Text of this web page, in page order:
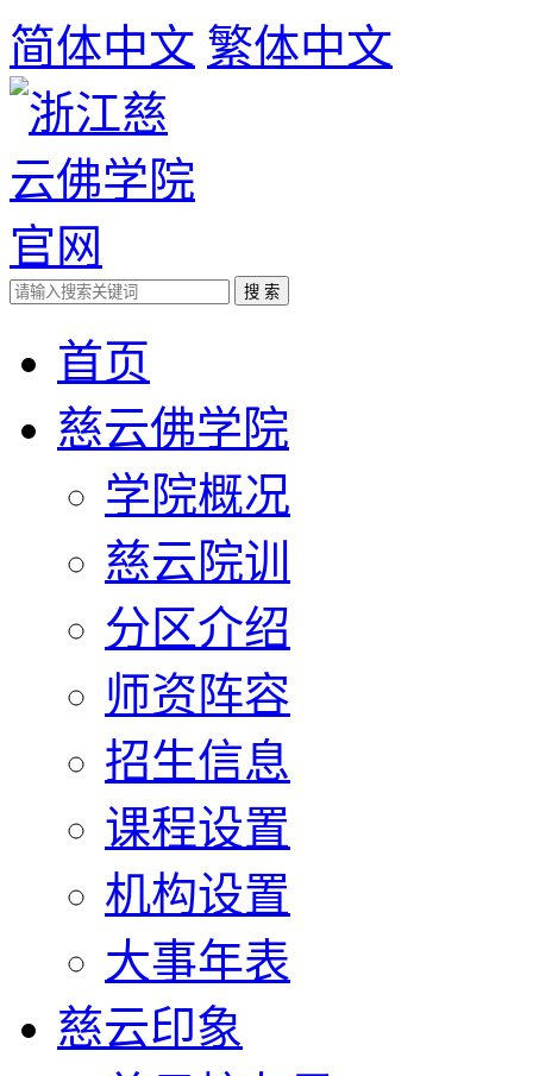
简体中文 繁体中文
首页
慈云佛学院
学院概况
慈云院训
分区介绍
师资阵容
招生信息
课程设置
机构设置
大事年表
慈云印象